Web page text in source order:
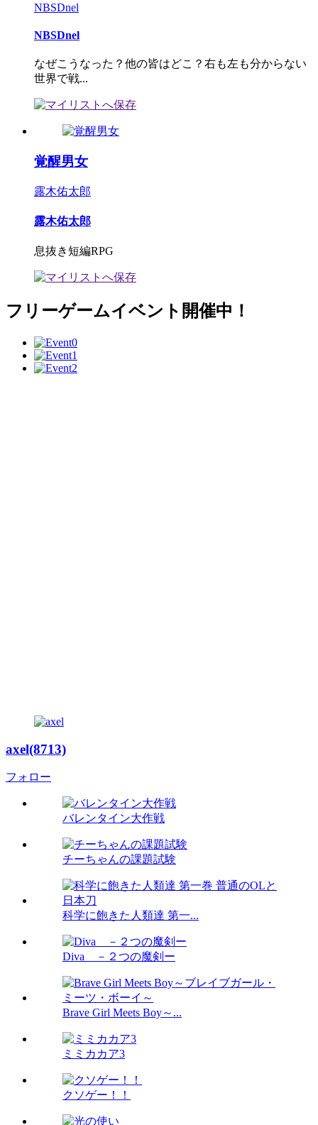
NBSDnel
NBSDnel
なぜこうなった？他の皆はどこ？右も左も分からない
世界で戦...
覚醒男女
露木佑太郎
露木佑太郎
息抜き短編RPG
フリーゲームイベント開催中！
axel(8713)
フォロー
バレンタイン大作戦
チーちゃんの課題試験
科学に飽きた人類達 第一...
Diva －２つの魔剣ー
Brave Girl Meets Boy～...
ミミカカア3
クソゲー！！